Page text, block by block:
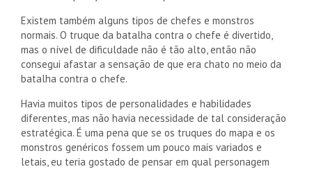
Existem também alguns tipos de chefes e monstros
normais. O truque da batalha contra o chefe é divertido,
mas o nível de dificuldade não é tão alto, então não
consegui afastar a sensação de que era chato no meio da
batalha contra o chefe.
Havia muitos tipos de personalidades e habilidades
diferentes, mas não havia necessidade de tal consideração
estratégica. É uma pena que se os truques do mapa e os
monstros genéricos fossem um pouco mais variados e
letais, eu teria gostado de pensar em qual personagem